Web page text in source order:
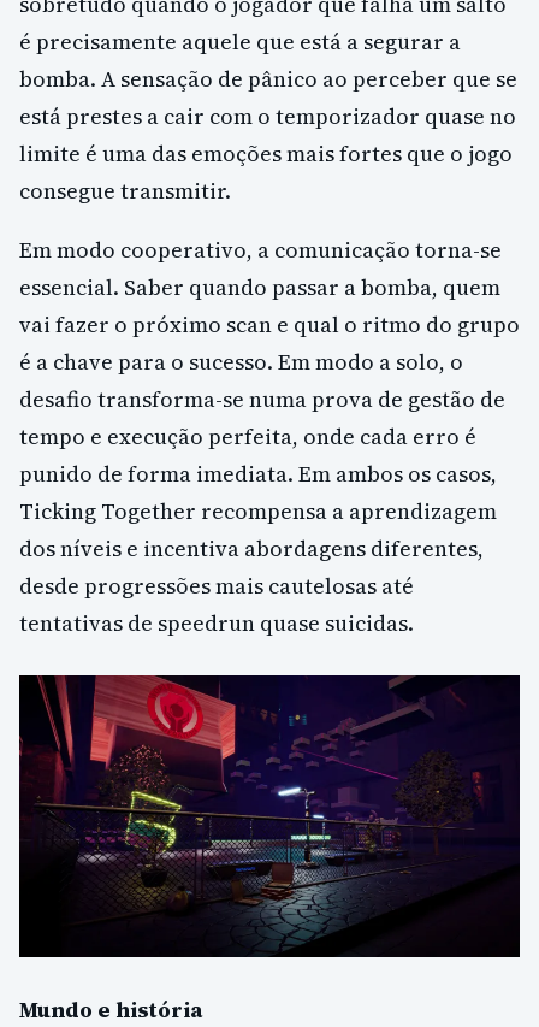
é precisamente aquele que está a segurar a
bomba. A sensação de pânico ao perceber que se
está prestes a cair com o temporizador quase no
limite é uma das emoções mais fortes que o jogo
consegue transmitir.
Em modo cooperativo, a comunicação torna-se
essencial. Saber quando passar a bomba, quem
vai fazer o próximo scan e qual o ritmo do grupo
é a chave para o sucesso. Em modo a solo, o
desafio transforma-se numa prova de gestão de
tempo e execução perfeita, onde cada erro é
punido de forma imediata. Em ambos os casos,
Ticking Together recompensa a aprendizagem
dos níveis e incentiva abordagens diferentes,
desde progressões mais cautelosas até
tentativas de speedrun quase suicidas.
Mundo e história